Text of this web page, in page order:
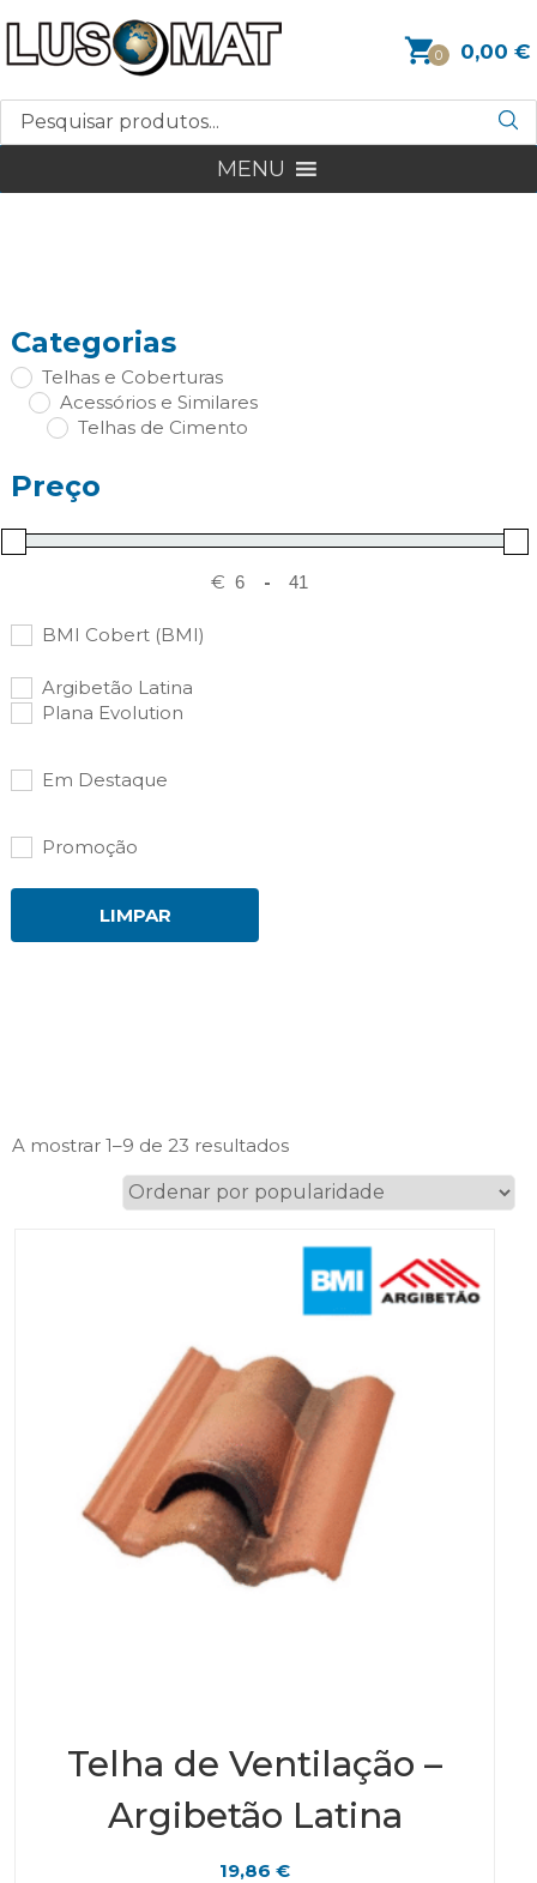
0 0,00 €
MENU
Categorias
Telhas e Coberturas
Acessórios e Similares
Telhas de Cimento
Preço
€ -
BMI Cobert (BMI)
Argibetão Latina
Plana Evolution
Em Destaque
Promoção
LIMPAR
A mostrar 1–9 de 23 resultadosOrdenado
popularidade
Telha de Ventilação –
Argibetão Latina
19,86€